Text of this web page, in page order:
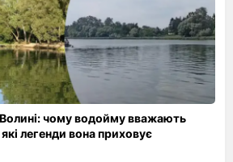
чому водойму вважають
легенди вона приховує